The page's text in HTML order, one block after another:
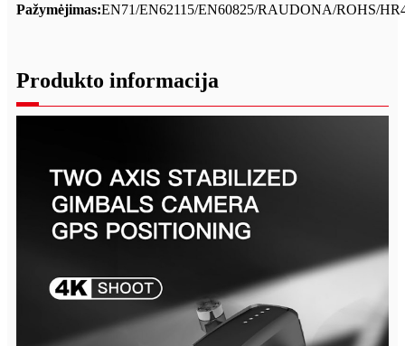
Pažymėjimas:EN71/EN62115/EN60825/RAUDONA/ROHS/
Produkto informacija